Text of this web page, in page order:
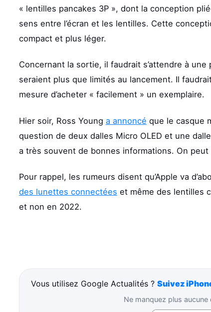
« lentilles pancakes 3P », dont la conception
sens entre l’écran et les lentilles. Cette
compact et plus léger.
Concernant la sortie, il faudrait s’attendre à
seraient plus que limités au lancement. Il
mesure d’acheter « facilement » un exemplaire.
Hier soir, Ross Young a annoncé que le casque
question de deux dalles Micro OLED et une
a très souvent de bonnes informations. On
Pour rappel, les rumeurs disent qu’Apple va
des lunettes connectées et même des lentilles
et non en 2022.
Vous utilisez Google Actualités ?Suivez
Ne manquez plus